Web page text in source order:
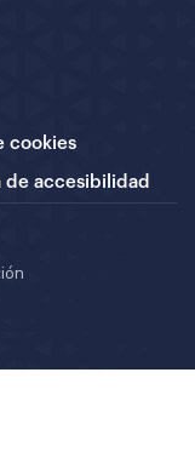
cookies
de accesibilidad